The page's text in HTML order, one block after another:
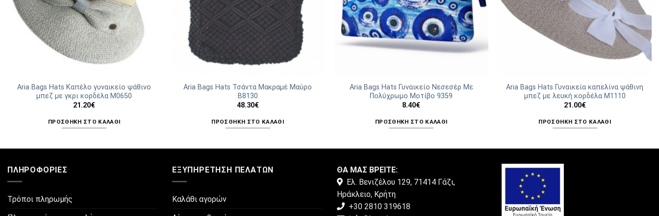
του
προϊόντος
Aria Bags Hats Καπέλο γυναικείο ψάθινο
μπεζ με γκρι κορδέλα Μ0650
21.20€
ΠΡΟΣΘΉΚΗ ΣΤΟ ΚΑΛΆΘΙ
Aria Bags Hats Τσάντα Μακραμέ Μαύρο
Β8130
48.30€
ΠΡΟΣΘΉΚΗ ΣΤΟ ΚΑΛΆΘΙ
Aria Bags Hats Γυναικείο Νεσεσέρ Με
Πολύχρωμο Μοτίβο 9359
8.40€
ΠΡΟΣΘΉΚΗ ΣΤΟ ΚΑΛΆΘΙ
Aria Bags Hats Γυναικεία καπελίνα ψάθινη
μπεζ με λευκή κορδέλα M1110
21.00€
ΠΡΟΣΘΉΚΗ ΣΤΟ ΚΑΛΆΘΙ
ΠΛΗΡΟΦΟΡΊΕΣ
Τρόποι πληρωμής
ΕΞΥΠΗΡΈΤΗΣΗ ΠΕΛΑΤΏΝ
Καλάθι αγορών
ΘΑ ΜΑΣ ΒΡΕΙΤΕ:
Ελ. Βενιζέλου 129, 71414 Γάζι,
Ηράκλειο, Κρήτη
+30 2810 319618